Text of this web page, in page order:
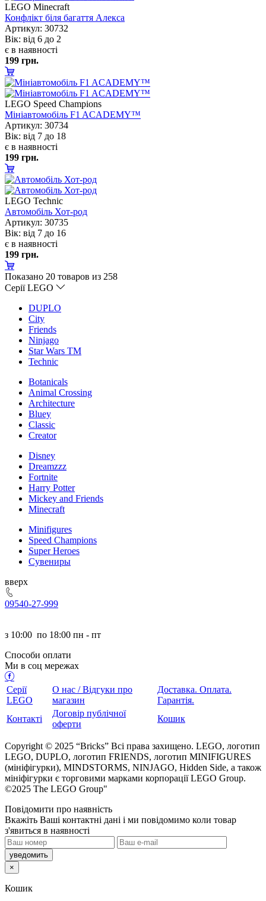
LEGO Minecraft
Конфлікт біля багаття Алекса
Артикул: 30732
ік: від 6 до 2
є в наявності
199 грн.
LEGO Speed Champions
Мініавтомобіль F1 ACADEMY™
Артикул: 30734
ік: від 7 до 18
є в наявності
199 грн.
LEGO Technic
Автомобіль Хот-род
Артикул: 30735
ік: від 7 до 16
є в наявності
199 грн.
Показано 20 товаров из 258
Серії LEGO
DUPLO
City
Friends
Ninjago
Star Wars TM
Technic
Botanicals
Animal Crossing
Architecture
Bluey
Classic
Creator
Disney
Dreamzzz
Fortnite
Harry Potter
Mickey and Friends
Minecraft
Minifigures
Speed Champions
Super Heroes
Сувениры
ерх
09540-27-999
з 10:00 по 18:00 пн - пт
Способи оплати
Ми в соц мережах
Серії
LEGO
О нас / Відгуки про
магазин
Доставка. Оплата.
Гарантія.
Контакті
Договір публічної
оферти
Кошик
Copyright © 2025 “Bricks” Всі права захищено. LEGO, логотип
LEGO, DUPLO, логотип FRIENDS, логотип MINIFIGURES
(мініфігурки), MINDSTORMS, NINJAGO, Hidden Side, а також
мініфігурки є торговими марками корпорації LEGO Group.
©2025 The LEGO Group"
Повідомити про наявність
кажіть Ваші контактні дані і ми повідомимо коли товар
з'явиться в наявності
×
Кошик